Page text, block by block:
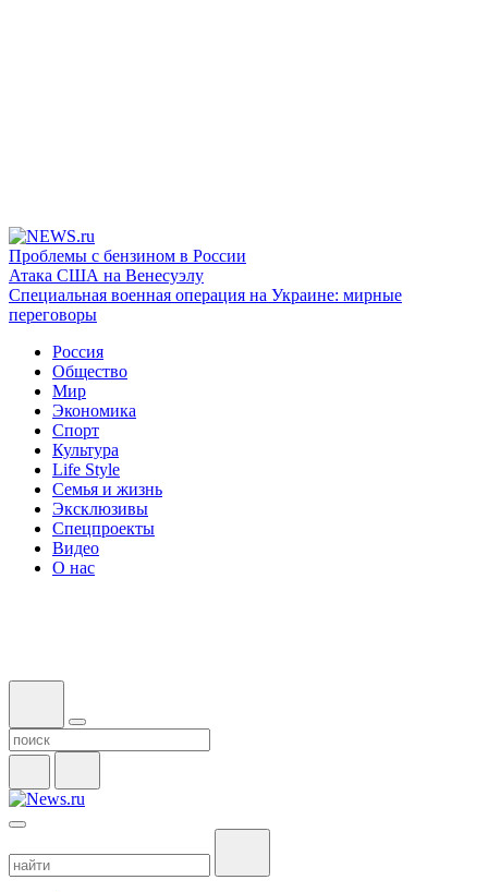
Проблемы с бензином в России
Атака США на Венесуэлу
Специальная военная операция на Украине: мирные
переговоры
Россия
Общество
Мир
Экономика
Спорт
Культура
Life Style
Семья и жизнь
Эксклюзивы
Спецпроекты
Видео
О нас